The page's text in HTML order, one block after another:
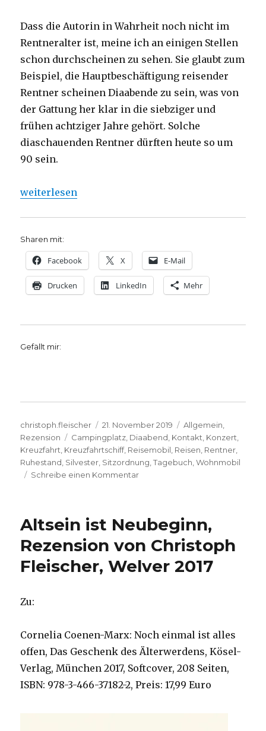
Dass die Autorin in Wahrheit noch nicht im
Rentneralter ist, meine ich an einigen Stellen
schon durchscheinen zu sehen. Sie glaubt zum
Beispiel, die Hauptbeschäftigung reisender
Rentner scheinen Diaabende zu sein, was von
der Gattung her klar in die siebziger und
frühen achtziger Jahre gehört. Solche
diaschauenden Rentner dürften heute so um
90 sein.
„Rentnerin auf Tour, Rezension von Christoph
weiterlesen
Sharen mit:
Facebook X E-Mail
Drucken LinkedIn Mehr
Gefällt mir:
Autor
christoph.fleischer
Veröffentlicht
am
21. November 2019 Kategorien
Allgemein
Rezension
Schlagwörter
Campingplatz Diaabend Kontakt Konzert
Kreuzfahrt Kreuzfahrtschiff, Reisemobil Reisen Rentner
Ruhestand Silvester Sitzordnung ,Tagebuch ,Wohnmobil
Schreibe einen Kommentarzu
Rezension
Christoph
Fleischer,
Welver
Altsein ist Neubeginn,
Rezension von Christoph
Fleischer, Welver 2017
Zu:
Cornelia Coenen-Marx: Noch einmal ist alles
offen, Das Geschenk des Älterwerdens, Kösel-
Verlag, München 2017, Softcover, 208 Seiten,
ISBN: 978-3-466-37182-2, Preis: 17,99 Euro